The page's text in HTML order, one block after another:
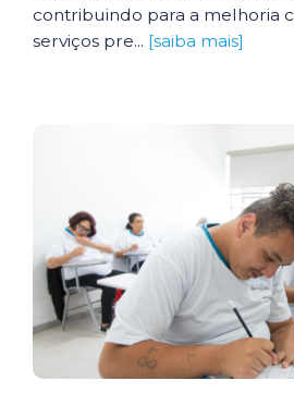
contribuindo para a melhoria
serviços pre... [saiba mais]